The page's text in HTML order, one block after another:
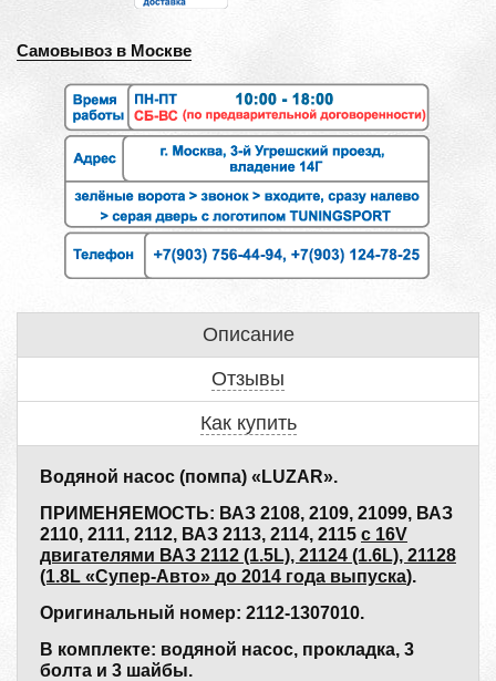
Самовывоз в Москве
Описание
Отзывы
Как купить
Водяной насос (помпа) «LUZAR».
ПРИМЕНЯЕМОСТЬ: ВАЗ 2108, 2109, 21099, ВАЗ
2110, 2111, 2112, ВАЗ 2113, 2114, 2115 с 16V
двигателями ВАЗ 2112 (1.5L), 21124 (1.6L), 21128
(1.8L «Супер-Авто» до 2014 года выпуска).
Оригинальный номер: 2112-1307010.
В комплекте: водяной насос, прокладка, 3
болта и 3 шайбы.